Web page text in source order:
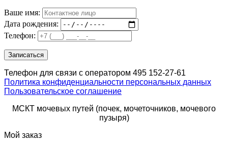
Ваше имя:
Дата рождения:
Телефон:
Телефон для связи с оператором 495 152-27-61
Политика конфиденциальности персональных данных
Пользовательское соглашение
МСКТ мочевых путей (почек, мочеточников, мочевого
пузыря)
Мой заказ